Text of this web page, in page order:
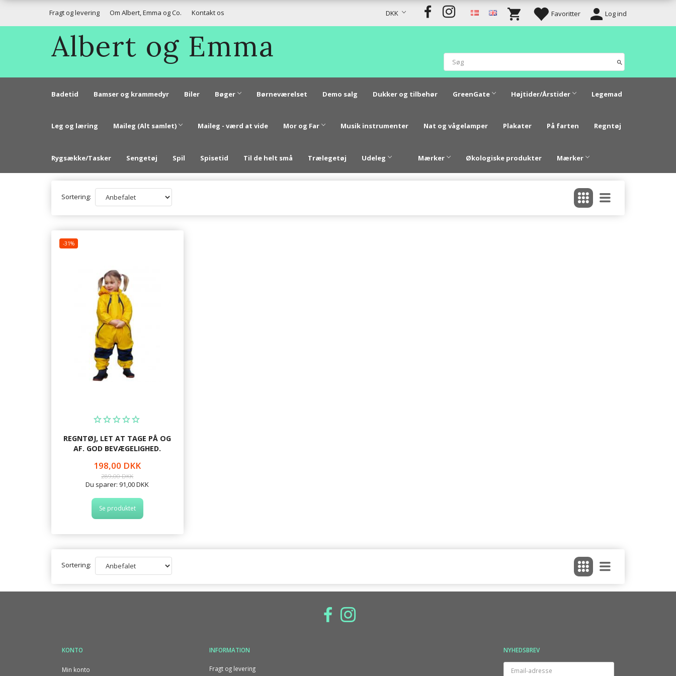
Favoritter Log ind
DKK
Fragt og levering Om Albert, Emma og Co. Kontakt os
Albert og Emma
Badetid Bamser og krammedyr Biler Bøger Børneværelset Demo salg Dukker og tilbehør GreenGate Højtider/Årstider Legemad
Leg og læring Maileg (Alt samlet) Maileg - værd at vide Mor og Far Musik instrumenter Nat og vågelamper Plakater På farten Regntøj
Rygsække/Tasker Sengetøj Spil Spisetid Til de helt små Trælegetøj Udeleg Mærker Økologiske produkter Mærker
Sortering:
-31%
REGNTØJ, LET AT TAGE PÅ OG
AF. GOD BEVÆGELIGHED.
198,00 DKK
289,00 DKK
Du sparer: 91,00 DKK
Se produktet
Sortering:
KONTO
Min konto
INFORMATION
Fragt og levering
NYHEDSBREV
Email-
adresse